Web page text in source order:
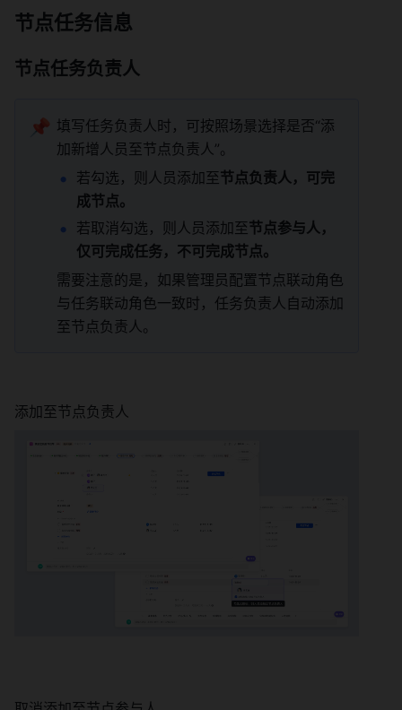
节点任务信息
节点任务负责人
📌 填写任务负责人时，可按照场景选择是否“添
加新增人员至节点负责人”。
若勾选，则人员添加至节点负责人，可完
成节点。
若取消勾选，则人员添加至节点参与人，
仅可完成任务，不可完成节点。
需要注意的是，如果管理员配置节点联动角色
与任务联动角色一致时，任务负责人自动添加
至节点负责人。
添加至节点负责人